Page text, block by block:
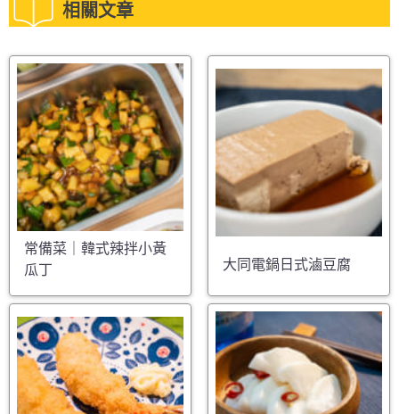
相關文章
常備菜｜韓式辣拌小黃
瓜丁
大同電鍋日式滷豆腐